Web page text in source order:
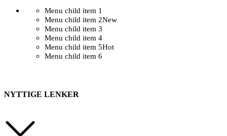
Menu child item 1
Menu child item 2New
Menu child item 3
Menu child item 4
Menu child item 5Hot
Menu child item 6
NYTTIGE LENKER